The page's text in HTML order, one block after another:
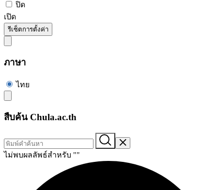
ปิด
เปิด
รีเซ็ตการตั้งค่า
ภาษา
ไทย
สืบค้น Chula.ac.th
ไม่พบผลลัพธ์สำหรับ ""